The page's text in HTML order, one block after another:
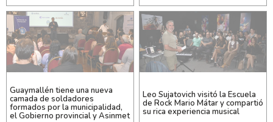
Guaymallén tiene una nueva
camada de soldadores
formados por la municipalidad,
el Gobierno provincial y Asinmet
Leo Sujatovich visitó la Escuela
de Rock Mario Mátar y compartió
su rica experiencia musical